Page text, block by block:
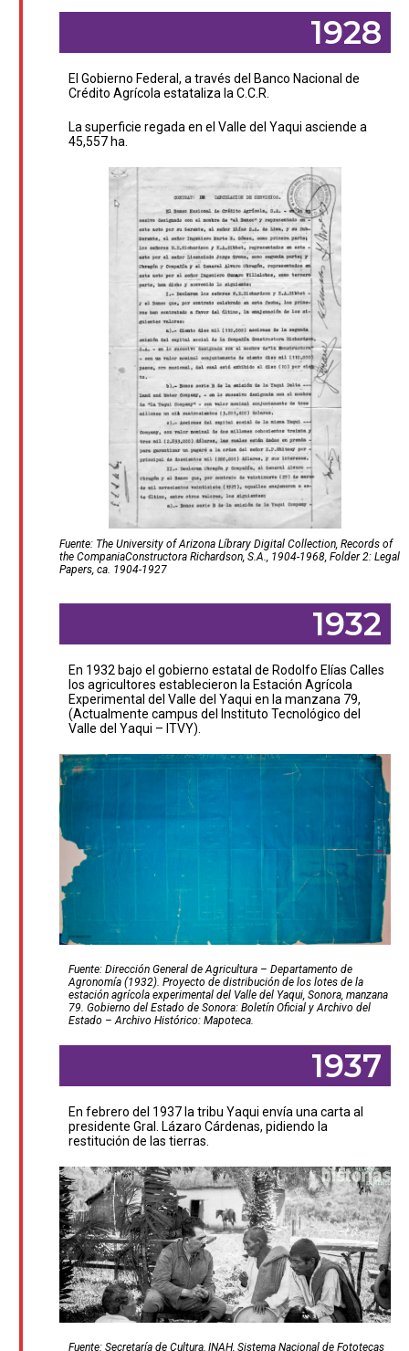
1928
El Gobierno Federal, a través del Banco Nacional de
Crédito Agrícola estataliza la C.C.R.
La superficie regada en el Valle del Yaqui asciende a
45,557 ha.
Fuente: The University of Arizona Líbrary Digital Collection, Records of
the CompaniaConstructora Richardson, S.A., 1904-1968, Folder 2: Legal
Papers, ca. 1904-1927
1932
En 1932 bajo el gobierno estatal de Rodolfo Elías Calles
los agricultores establecieron la Estación Agrícola
Experimental del Valle del Yaqui en la manzana 79,
(Actualmente campus del Instituto Tecnológico del
Valle del Yaqui – ITVY).
Fuente: Dirección General de Agricultura – Departamento de
Agronomía (1932). Proyecto de distribución de los lotes de la
estación agrícola experimental del Valle del Yaqui, Sonora, manzana
79. Gobierno del Estado de Sonora: Boletín Oficial y Archivo del
Estado – Archivo Histórico: Mapoteca.
1937
En febrero del 1937 la tribu Yaqui envía una carta al
presidente Gral. Lázaro Cárdenas, pidiendo la
restitución de las tierras.
Fuente: Secretaría de Cultura, INAH, Sistema Nacional de Fototecas